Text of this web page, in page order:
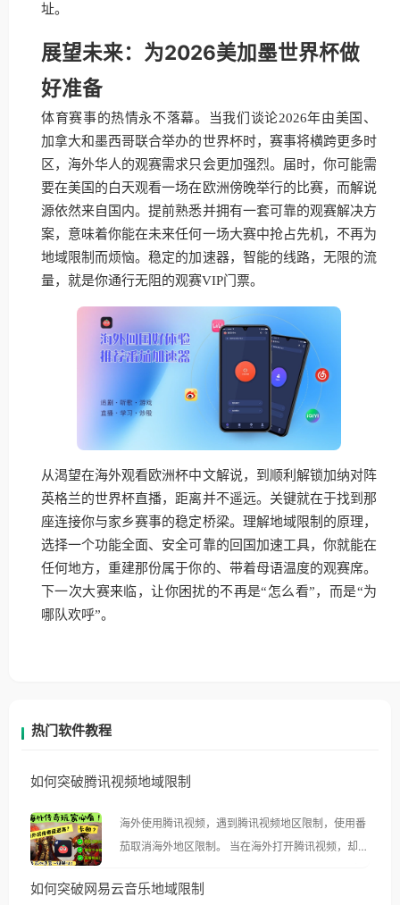
址。
展望未来：为2026美加墨世界杯做
好准备
体育赛事的热情永不落幕。当我们谈论2026年由美国、
加拿大和墨西哥联合举办的世界杯时，赛事将横跨更多时
区，海外华人的观赛需求只会更加强烈。届时，你可能需
要在美国的白天观看一场在欧洲傍晚举行的比赛，而解说
源依然来自国内。提前熟悉并拥有一套可靠的观赛解决方
案，意味着你能在未来任何一场大赛中抢占先机，不再为
地域限制而烦恼。稳定的加速器，智能的线路，无限的流
量，就是你通行无阻的观赛VIP门票。
从渴望在海外观看欧洲杯中文解说，到顺利解锁加纳对阵
英格兰的世界杯直播，距离并不遥远。关键就在于找到那
座连接你与家乡赛事的稳定桥梁。理解地域限制的原理，
选择一个功能全面、安全可靠的回国加速工具，你就能在
任何地方，重建那份属于你的、带着母语温度的观赛席。
下一次大赛来临，让你困扰的不再是“怎么看”，而是“为
哪队欢呼”。
热门软件教程
如何突破腾讯视频地域限制
海外使用腾讯视频，遇到腾讯视频地区限制，使用番
茄取消海外地区限制。 当在海外打开腾讯视频，却突
示语。 海外用户如香港、澳门、台湾、美国、加拿
如何突破网易云音乐地域限制